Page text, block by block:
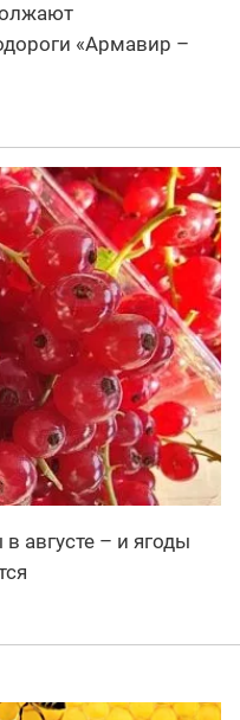
«Армавир –
августе – и ягоды